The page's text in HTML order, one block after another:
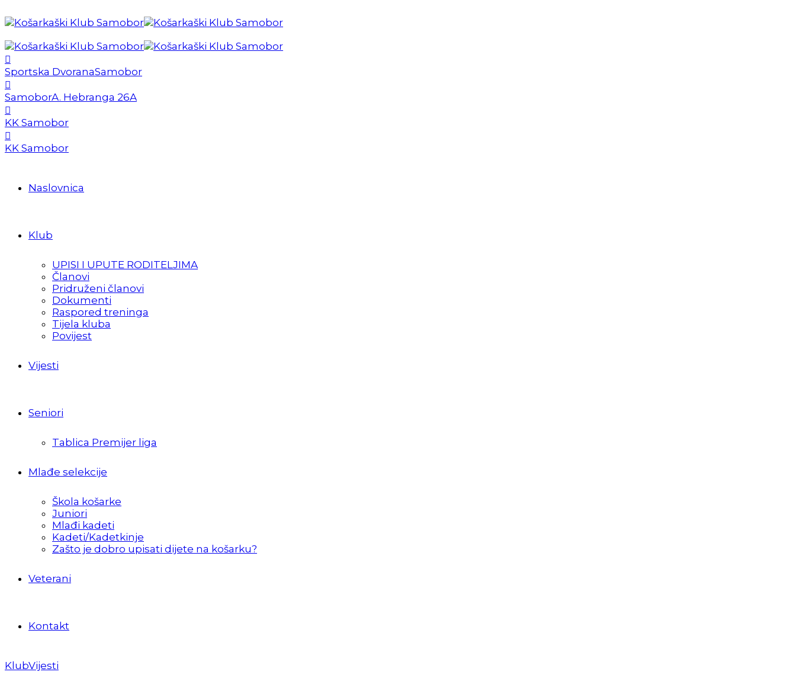
Sportska DvoranaSamobor
SamoborA. Hebranga 26A
KK Samobor
KK Samobor
Naslovnica
Klub
UPISI I UPUTE RODITELJIMA
Članovi
Pridruženi članovi
Dokumenti
Raspored treninga
Tijela kluba
Povijest
Vijesti
Seniori
Tablica Premijer liga
Mlađe selekcije
Škola košarke
Juniori
Mlađi kadeti
Kadeti/Kadetkinje
Zašto je dobro upisati dijete na košarku?
Veterani
Kontakt
KlubVijesti